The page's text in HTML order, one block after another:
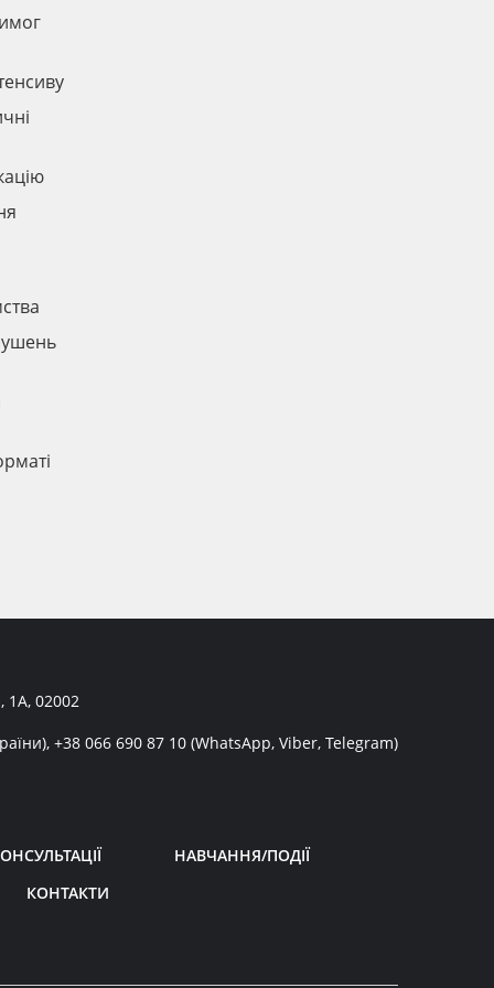
1А, 02002
+38 066 690 87 10 (WhatsApp, Viber, Telegram)
НАВЧАННЯ/ПОДІЇ
КОНТАКТИ